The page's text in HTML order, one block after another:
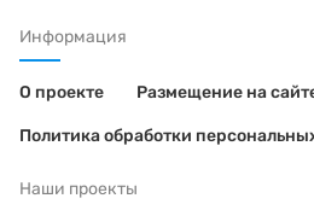
Информация
О проекте Размещение на
Политика обработки
Наши проекты